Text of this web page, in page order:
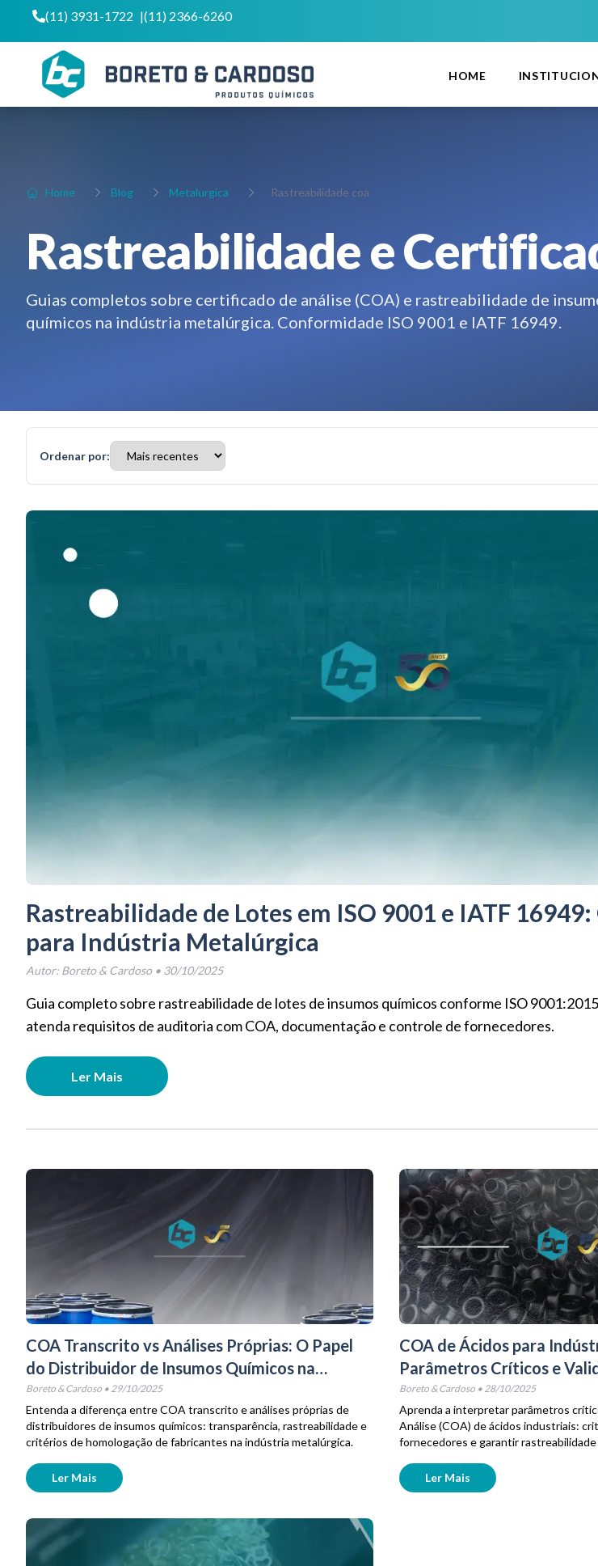
(11) 3931-1722 |(11) 2366-6260
HOME
Home Blog Metalurgica Rastreabilidade coa
Rastreabilidade e
Guias completos sobre certificado de análise (COA) e rastreabilidade de
químicos na indústria metalúrgica. Conformidade ISO 9001 e IATF 16949.
Ordenar por:
Rastreabilidade de Lotes em ISO 9001 e IATF
para Indústria Metalúrgica
Autor: Boreto & Cardoso• 30/10/2025
Guia completo sobre rastreabilidade de lotes de insumos químicos conforme ISO
atenda requisitos de auditoria com COA, documentação e controle de fornecedores.
Ler Mais
COA Transcrito vs Análises Próprias: O Papel
do Distribuidor de Insumos Químicos na
Rastreabilidade Metalúrgica
Boreto & Cardoso • 29/10/2025
Entenda a diferença entre COA transcrito e análises próprias de
distribuidores de insumos químicos: transparência, rastreabilidade e
critérios de homologação de fabricantes na indústria metalúrgica.
Ler Mais
COA de Ácidos para
Parâmetros Críticos e
Fornecedores
Boreto & Cardoso• 28/10/2025
Aprenda a interpretar parâmetros
Análise (COA) de ácidos industriais:
fornecedores e garantir
Ler Mais